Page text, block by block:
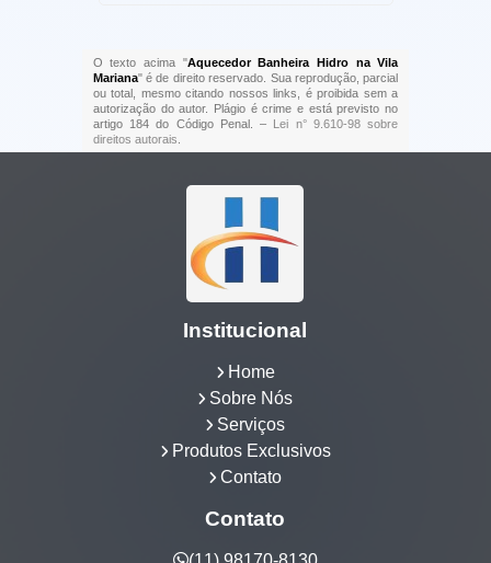
O texto acima "Aquecedor Banheira Hidro na Vila
Mariana" é de direito reservado. Sua reprodução, parcial
ou total, mesmo citando nossos links, é proibida sem a
autorização do autor. Plágio é crime e está previsto no
artigo 184 do Código Penal. –
Lei n° 9.610-98 sobre
direitos autorais
Institucional
Home
Sobre Nós
Serviços
Produtos Exclusivos
Contato
Contato